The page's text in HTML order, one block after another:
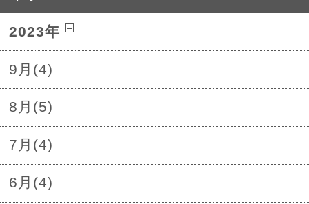
2023年
9月(4)
8月(5)
7月(4)
6月(4)